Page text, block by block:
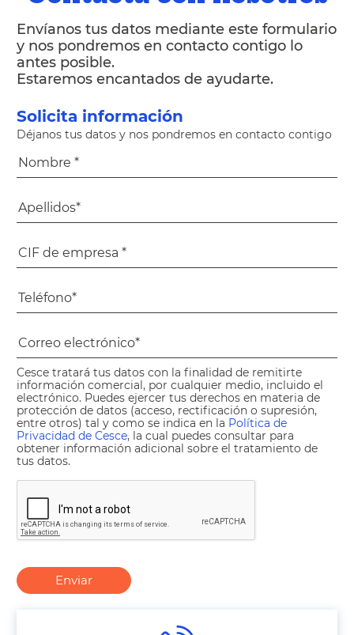
Envíanos tus datos mediante este formulario
y nos pondremos en contacto contigo lo
antes posible.
Estaremos encantados de ayudarte.
Solicita información
Déjanos tus datos y nos pondremos en contacto contigo
Cesce tratará tus datos con la finalidad de remitirte
información comercial, por cualquier medio, incluido el
electrónico. Puedes ejercer tus derechos en materia de
protección de datos (acceso, rectificación o supresión,
entre otros) tal y como se indica en la Política de
Privacidad de Cesce, la cual puedes consultar para
obtener información adicional sobre el tratamiento de
tus datos.
Enviar